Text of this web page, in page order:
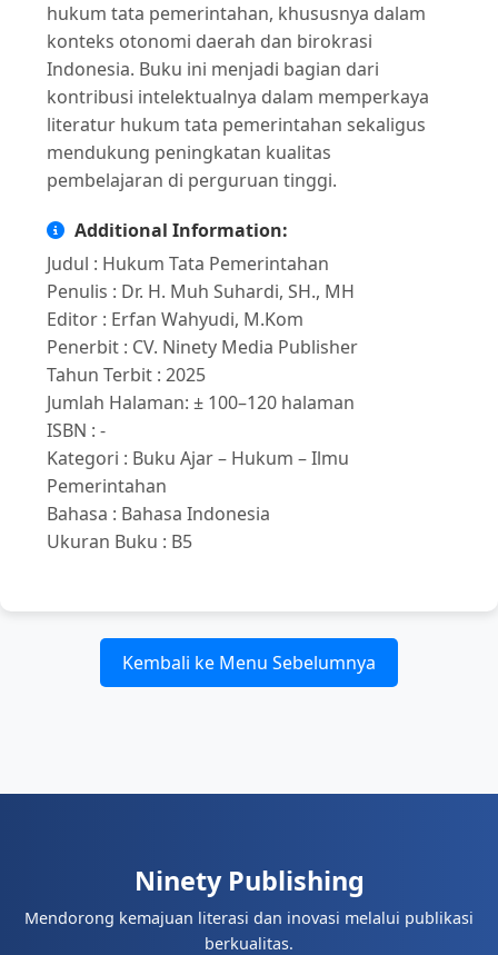
hukum tata pemerintahan, khususnya dalam
konteks otonomi daerah dan birokrasi
Indonesia. Buku ini menjadi bagian dari
kontribusi intelektualnya dalam memperkaya
literatur hukum tata pemerintahan sekaligus
mendukung peningkatan kualitas
pembelajaran di perguruan tinggi.
Additional Information:
Judul : Hukum Tata Pemerintahan
Penulis : Dr. H. Muh Suhardi, SH., MH
Editor : Erfan Wahyudi, M.Kom
Penerbit : CV. Ninety Media Publisher
Tahun Terbit : 2025
Jumlah Halaman: ± 100–120 halaman
ISBN : -
Kategori : Buku Ajar – Hukum – Ilmu
Pemerintahan
Bahasa : Bahasa Indonesia
Ukuran Buku : B5
Kembali ke Menu Sebelumnya
Ninety Publishing
Mendorong kemajuan literasi dan inovasi melalui publikasi
berkualitas.